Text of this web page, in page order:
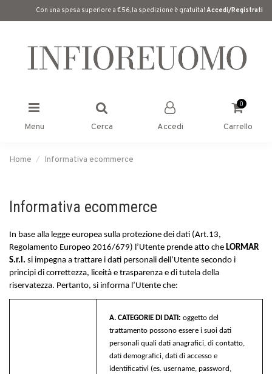
Con una spesa superiore a €56, la spedizione è gratuita! Accedi/Registrati
Menu Cerca Accedi
0
Carrello
Home Informativa ecommerce
Informativa ecommerce
In base alla legge europea sulla protezione dei dati (Art.13,
Regolamento Europeo 2016/679) l’Utente prende atto che LORMAR
S.r.l. si impegna a trattare i dati personali dell’Utente secondo i
principi di correttezza, liceità e trasparenza e di tutela della
riservatezza. Pertanto, si informa l’Utente che:
A. CATEGORIE DI DATI: oggetto del
trattamento possono essere i suoi dati
personali quali dati anagrafici, di contatto,
dati demografici, dati di accesso e
identificativi (es. username, password,